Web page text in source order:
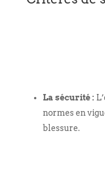
La sécurité :
normes en
blessure.